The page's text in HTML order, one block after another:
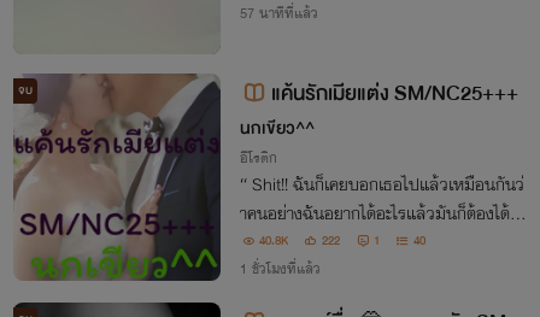
57 นาทีที่แล้ว
จบ แค้นรักเมียแต่ง SM/NC25+++
นกเขียว^^
อีโรติก
“ Shit!! ฉันก็เคยบอกเธอไปแล้วเหมือนกันว่
าคนอย่างฉันอยากได้อะไรแล้วมันก็ต้องได้ทั้
งนั้น ” “ อ๊ะ!! ปล่อยฉันนะ หยุดทำเรื่องทุเรศ
สกปรกแบบนี้กับฉันสักที อื้ออออ!!!!! หยุดน
ะ….กรี๊ดดดดดดดดด ”
40.8K 222 1 40
1 ชั่วโมงที่แล้ว